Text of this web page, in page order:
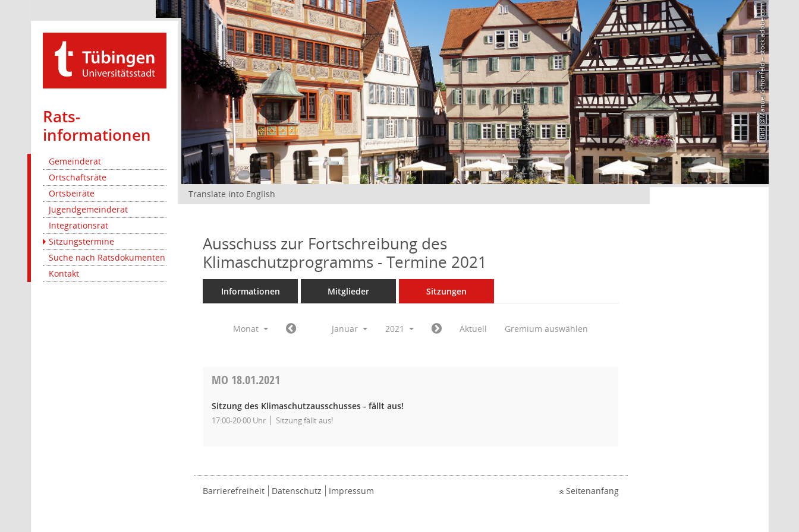
Rats­
informationen
Gemeinderat
Ortschaftsräte
Ortsbeiräte
Jugendgemeinderat
Integrationsrat
Sitzungstermine
Suche nach Ratsdokumenten
Kontakt
Bild: @Manuel Schönfeld – stock.adobe.com
Translate into English
Ausschuss zur Fortschreibung des
Klimaschutzprogramms - Termine 2021
Informationen Mitglieder Sitzungen
Monat Januar 2021 Aktuell Gremium auswählen
MO 18.01.2021
Sitzung des Klimaschutzausschusses - fällt aus!
17:00-20:00 Uhr Sitzung fällt aus!
Barrierefreiheit Datenschutz Impressum Seitenanfang